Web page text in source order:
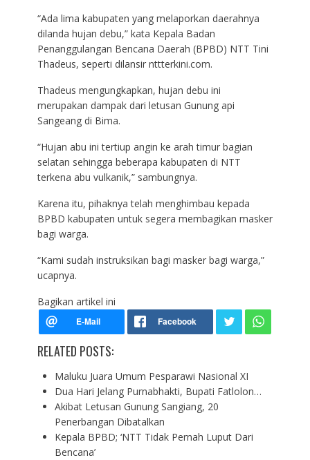
“Ada lima kabupaten yang melaporkan daerahnya
dilanda hujan debu,” kata Kepala Badan
Penanggulangan Bencana Daerah (BPBD) NTT Tini
Thadeus, seperti dilansir nttterkini.com.
Thadeus mengungkapkan, hujan debu ini
merupakan dampak dari letusan Gunung api
Sangeang di Bima.
“Hujan abu ini tertiup angin ke arah timur bagian
selatan sehingga beberapa kabupaten di NTT
terkena abu vulkanik,” sambungnya.
Karena itu, pihaknya telah menghimbau kepada
BPBD kabupaten untuk segera membagikan masker
bagi warga.
“Kami sudah instruksikan bagi masker bagi warga,”
ucapnya.
Bagikan artikel ini
RELATED POSTS:
Maluku Juara Umum Pesparawi Nasional XI
Dua Hari Jelang Purnabhakti, Bupati Fatlolon…
Akibat Letusan Gunung Sangiang, 20
Penerbangan Dibatalkan
Kepala BPBD; ‘NTT Tidak Pernah Luput Dari
Bencana’